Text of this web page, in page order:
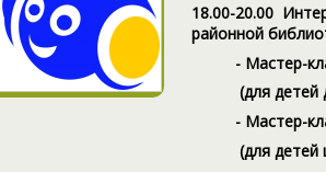
18.00-20.00
районной
- Мастер-
(для детей
- Мастер-
(для детей